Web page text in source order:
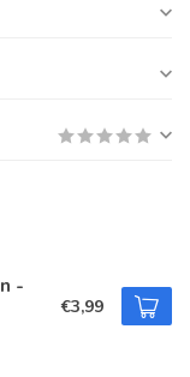
-
€3,99